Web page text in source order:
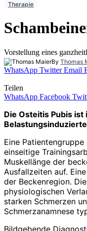
Therapie
Vorstellung eines
By Thomas
WhatsApp Twitter Email
Teilen
WhatsApp Facebook
Die Osteitis Pubis
Eine
einseitige
Muskellänge der
Ausfallzeiten auf.
der Beckenregion.
physiologischen
starken Schmerzen
Schmerzanamnese
Bildgebende